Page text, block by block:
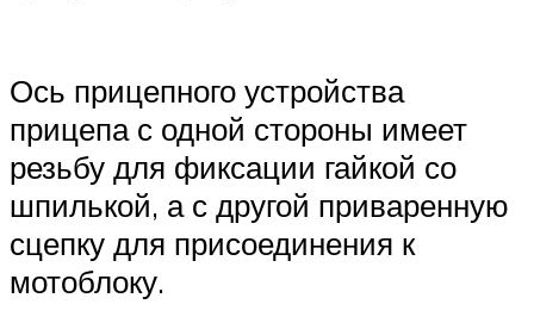
Ось прицепного устройства
прицепа с одной стороны имеет
резьбу для фиксации гайкой со
шпилькой, а с другой приваренную
сцепку для присоединения к
мотоблоку.